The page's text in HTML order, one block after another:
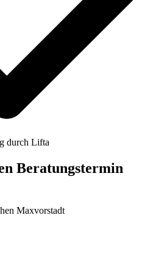
durch Lifta
Beratungstermin
Maxvorstadt